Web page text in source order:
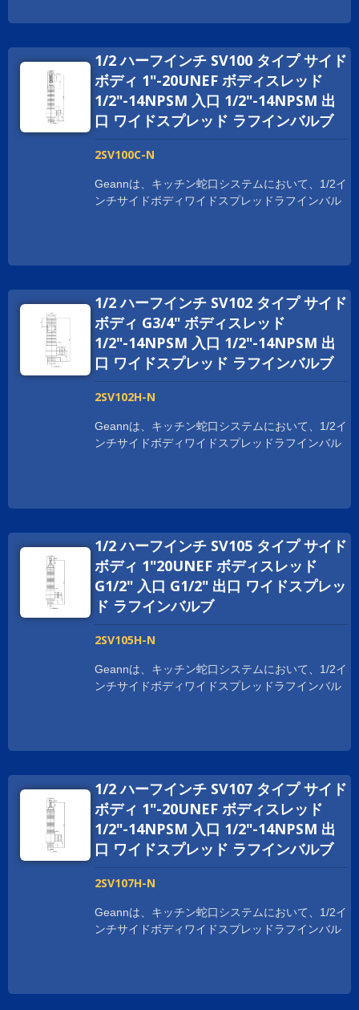
ディ広範囲のラフインバルブは、NSF、cUPC、
中の衛生認証を取得しています。 世界中でビジネ
スを拡大するために、お客様をサポートしていま
す。 スレッドサイズは、顧客の要求に応じてカス
タマイズされており、1-20UNEF、G 1/2、および
M28XP1.5などがあります。
1/2 ハーフインチ SV100 タイプ サイド
ボディ 1"-20UNEF ボディスレッド
1/2"-14NPSM 入口 1/2"-14NPSM 出
口 ワイドスプレッド ラフインバルブ
2SV100C-N
Geannは、キッチン蛇口システムにおいて、1/2イ
ンチサイドボディワイドスプレッドラフインバル
ディ広範囲のラフインバルブは、NSF、cUPC、
中の衛生認証を取得しています。 世界中でビジネ
スを拡大するために、お客様をサポートしていま
す。 スレッドサイズは、顧客の要求に応じてカス
タマイズされており、1-20UNEF、G 1/2、および
M28XP1.5などがあります。
1/2 ハーフインチ SV102 タイプ サイド
ボディ G3/4" ボディスレッド
1/2"-14NPSM 入口 1/2"-14NPSM 出
口 ワイドスプレッド ラフインバルブ
2SV102H-N
Geannは、キッチン蛇口システムにおいて、1/2イ
ンチサイドボディワイドスプレッドラフインバル
ディ広範囲のラフインバルブは、NSF、cUPC、
中の衛生認証を取得しています。 世界中でビジネ
スを拡大するために、お客様をサポートしていま
す。 スレッドサイズは、顧客の要求に応じてカス
タマイズされており、1-20UNEF、G 1/2、および
M28XP1.5などがあります。
1/2 ハーフインチ SV105 タイプ サイド
ボディ 1"20UNEF ボディスレッド
G1/2" 入口 G1/2" 出口 ワイドスプレッ
ド ラフインバルブ
2SV105H-N
Geannは、キッチン蛇口システムにおいて、1/2イ
ンチサイドボディワイドスプレッドラフインバル
ディ広範囲のラフインバルブは、NSF、cUPC、
中の衛生認証を取得しています。 世界中でビジネ
スを拡大するために、お客様をサポートしていま
す。 スレッドサイズは、顧客の要求に応じてカス
タマイズされており、1-20UNEF、G 1/2、および
M28XP1.5などがあります。
1/2 ハーフインチ SV107 タイプ サイド
ボディ 1"-20UNEF ボディスレッド
1/2"-14NPSM 入口 1/2"-14NPSM 出
口 ワイドスプレッド ラフインバルブ
2SV107H-N
Geannは、キッチン蛇口システムにおいて、1/2イ
ンチサイドボディワイドスプレッドラフインバル
ディ広範囲のラフインバルブは、NSF、cUPC、